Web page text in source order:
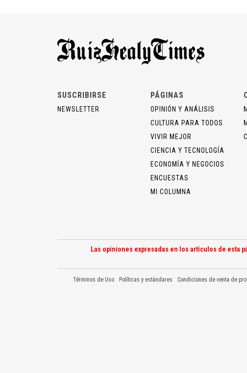
SUSCRIBIRSE
NEWSLETTER
PÁGINAS
OPINIÓN Y ANÁLISIS
CULTURA PARA TODOS
VIVIR MEJOR
CIENCIA Y TECNOLOGÍA
ECONOMÍA Y NEGOCIOS
ENCUESTAS
MI COLUMNA
Las opiniones expresadas en los artículos de esta
Términos de Uso Políticas y estándares Condiciones de venta de